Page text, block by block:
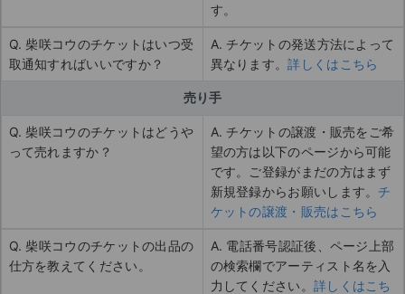
す。
Q. 柴咲コウのチケットはいつ受
取通知すればいいですか？
A. チケットの発送方法によって
異なります。詳しくはこちら
売り手
Q. 柴咲コウのチケットはどうや
って売れますか？
A. チケットの譲渡・販売をご希
望の方は以下のページから可能
です。ご登録がまだの方はまず
新規登録からお願いします。 チ
ケットの譲渡・販売はこちら
Q. 柴咲コウのチケットの出品の
仕方を教えてください。
A. 電話番号認証後、ページ上部
の検索欄でアーティスト名を入
力してください。 詳しくはこち